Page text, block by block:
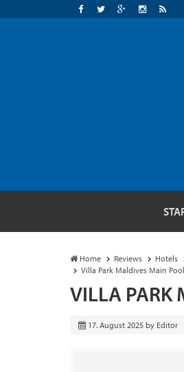
Home Reviews Hotels
Villa Park Maldives Main
VILLA PARK
17. August 2025 by Editor